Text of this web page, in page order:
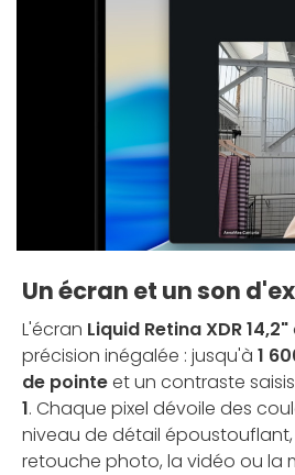
Un écran et un son
L'écran Liquid Retina XDR 14,2"
précision inégalée : jusqu'à 1
de pointeet un contraste
1. Chaque pixel dévoile des
niveau de détail
retouche photo, la vidéo ou la